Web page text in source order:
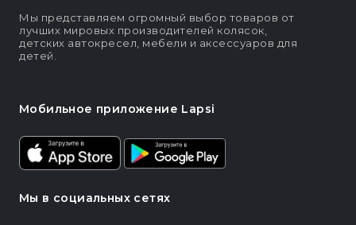
Мы представляем огромный выбор товаров от
лучших мировых производителей колясок,
детских автокресел, мебели и аксессуаров для
детей.
Мобильное приложение Lapsi
Мы в социальных сетях